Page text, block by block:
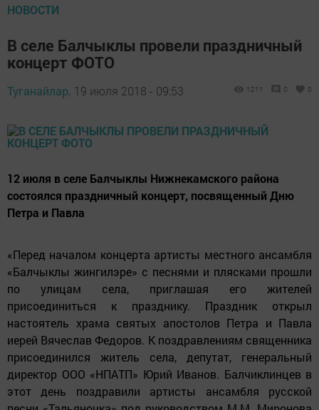
НОВОСТИ
В селе Балчыклы провели праздничный
концерт ФОТО
Туганайлар, 19 июля 2018 - 09:53 1211 0 0
12 июля в селе Балчыклы Нижнекамского района
состоялся праздничный концерт, посвященный Дню
Петра и Павла
«Перед началом концерта артисты местного ансамбля
«Балчыклы жингилэре» с песнями и плясками прошли
по улицам села, приглашая его жителей
присоединиться к празднику. Праздник открыл
настоятель храма святых апостолов Петра и Павла
иерей Вячеслав Федоров. К поздравлениям священника
присоединился житель села, депутат, генеральный
директор ООО «НПАТП» Юрий Иванов. Балчиклинцев в
этот день поздравили артисты ансамбля русской